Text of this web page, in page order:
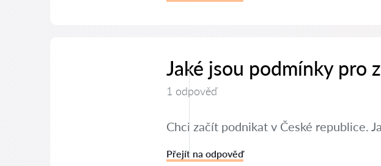
Jaké jsou podmínky pro
1 odpověď
Chci začít podnikat v České republice.
Přejít na odpověď